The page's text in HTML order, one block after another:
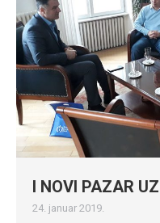
I NOVI PAZAR
24. januar 2019.